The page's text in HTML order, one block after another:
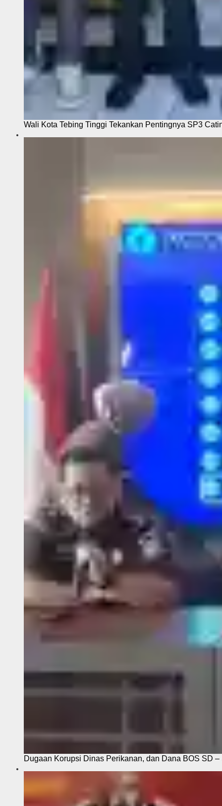
Wali Kota Tebing Tinggi Tekankan Pentingnya SP3
Dugaan Korupsi Dinas Perikanan, dan Dana BOS SD